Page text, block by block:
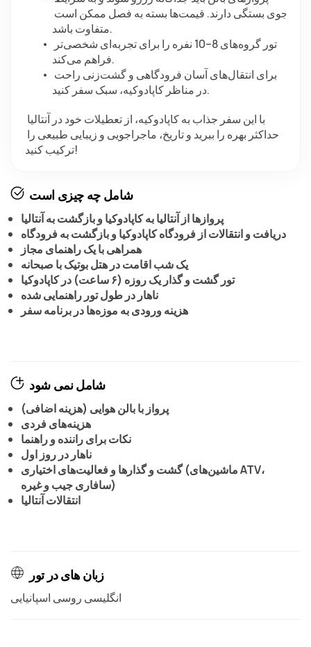
متفاوت باشد.
فراهم می‌کند.
در مناظر کاپادوکیه، سبک سفر کنید.
ترکیب کنید!
شامل چه چیزی است
پروازها از آنتالیا به کاپادوکیا و بازگشت به آنتالیا
دریافت و انتقالات از فرودگاه کاپادوکیا و بازگشت به فرودگاه
همراهی با یک راهنمای مجاز
یک شب اقامت در هتل بوتیک با صبحانه
تور گشت و گذار یک روزه (۶ ساعت) در کاپادوکیا
ناهار در طول تور راهنمایی شده
هزینه ورودی به موزه‌ها در برنامه سفر
شامل نمی شود
پرواز با بالن هوایی (هزینه اضافی)
هزینه‌های فردی
نکات برای راننده و راهنما
ناهار در روز اول
گشت و گذارها و فعالیت‌های اختیاری (ماشین‌های ATV،
سافاری جیب و غیره)
انتقالات آنتالیا
زبان های در تور
انگلیسی روسی اسپانیایی